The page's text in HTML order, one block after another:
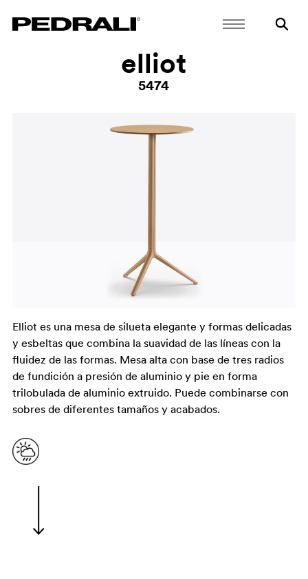
elliot
5474
Elliot es una mesa de silueta elegante y formas delicadas
y esbeltas que combina la suavidad de las líneas con la
fluidez de las formas. Mesa alta con base de tres radios
de fundición a presión de aluminio y pie en forma
trilobulada de aluminio extruido. Puede combinarse con
sobres de diferentes tamaños y acabados.